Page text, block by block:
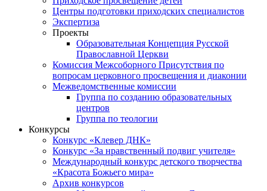
Центры подготовки приходских специалистов
Экспертиза
Проекты
Образовательная Концепция Русской
Православной Церкви
Комиссия Межсоборного Присутствия по
вопросам церковного просвещения и диаконии
Межведомственные комиссии
Группа по созданию образовательных
центров
Группа по теологии
Конкурсы
Конкурс «Клевер ДНК»
Конкурс «За нравственный подвиг учителя»
Международный конкурс детского творчества
«Красота Божьего мира»
Архив конкурсов